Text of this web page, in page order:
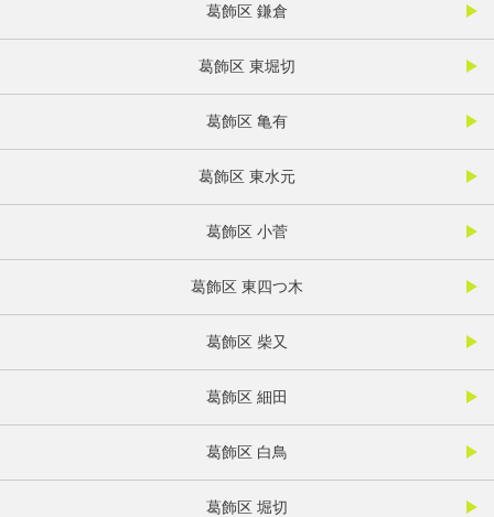
葛飾区 鎌倉
葛飾区 東堀切
葛飾区 亀有
葛飾区 東水元
葛飾区 小菅
葛飾区 東四つ木
葛飾区 柴又
葛飾区 細田
葛飾区 白鳥
葛飾区 堀切